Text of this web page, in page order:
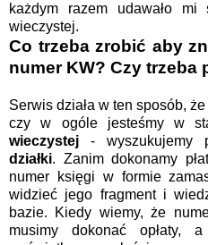
każdym razem udawało
wieczystej.
Co trzeba zrobić aby
numer KW? Czy trzeba
Serwis działa w ten sposób,
czy w ogóle jesteśmy w
wieczystej - wyszukujemy
działki. Zanim dokonamy
numer księgi w formie
widzieć jego fragment i
bazie. Kiedy wiemy, że
musimy dokonać opłaty,